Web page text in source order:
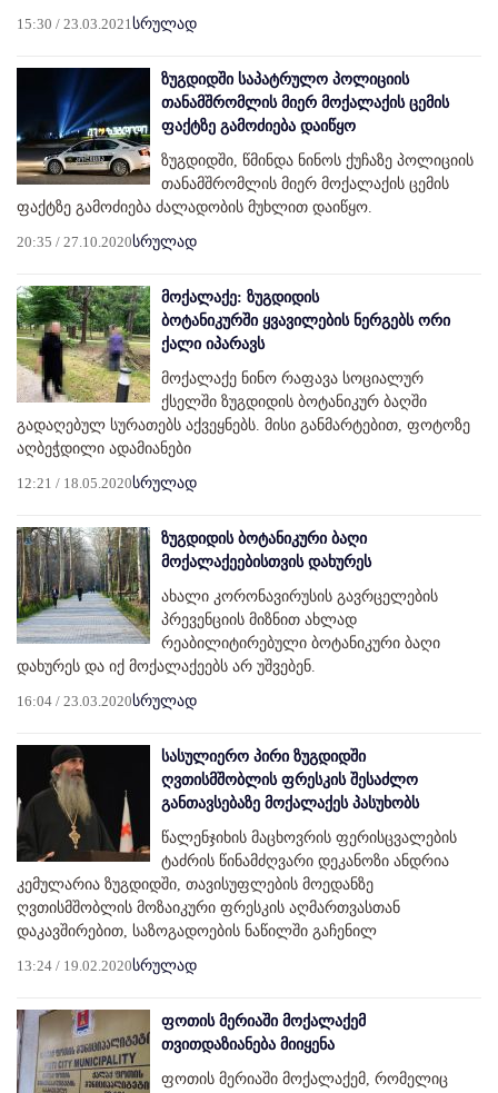
15:30 / 23.03.2021სრულად
ზუგდიდში საპატრულო პოლიციის
თანამშრომლის მიერ მოქალაქის ცემის
ფაქტზე გამოძიება დაიწყო
ზუგდიდში, წმინდა ნინოს ქუჩაზე პოლიციის
თანამშრომლის მიერ მოქალაქის ცემის
ფაქტზე გამოძიება ძალადობის მუხლით დაიწყო.
20:35 / 27.10.2020სრულად
მოქალაქე: ზუგდიდის
ბოტანიკურში ყვავილების ნერგებს ორი
ქალი იპარავს
მოქალაქე ნინო რაფავა სოციალურ
ქსელში ზუგდიდის ბოტანიკურ ბაღში
გადაღებულ სურათებს აქვეყნებს. მისი განმარტებით, ფოტოზე
აღბეჭდილი ადამიანები
12:21 / 18.05.2020სრულად
ზუგდიდის ბოტანიკური ბაღი
მოქალაქეებისთვის დახურეს
ახალი კორონავირუსის გავრცელების
პრევენციის მიზნით ახლად
რეაბილიტირებული ბოტანიკური ბაღი
დახურეს და იქ მოქალაქეებს არ უშვებენ.
16:04 / 23.03.2020სრულად
სასულიერო პირი ზუგდიდში
ღვთისმშობლის ფრესკის შესაძლო
განთავსებაზე მოქალაქეს პასუხობს
წალენჯიხის მაცხოვრის ფერისცვალების
ტაძრის წინამძღვარი დეკანოზი ანდრია
კემულარია ზუგდიდში, თავისუფლების მოედანზე
ღვთისმშობლის მოზაიკური ფრესკის აღმართვასთან
დაკავშირებით, საზოგადოების ნაწილში გაჩენილ
13:24 / 19.02.2020სრულად
ფოთის მერიაში მოქალაქემ
თვითდაზიანება მიიყენა
ფოთის მერიაში მოქალაქემ, რომელიც